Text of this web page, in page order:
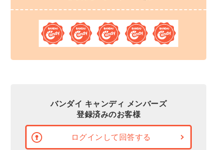
バンダイ キャンディ メンバーズ
登録済みのお客様
ログインして回答する